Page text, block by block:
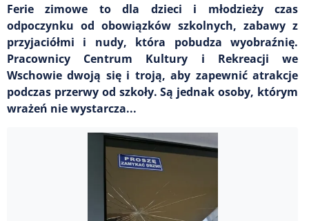
Ferie zimowe to dla dzieci i młodzieży czas
odpoczynku od obowiązków szkolnych, zabawy z
przyjaciółmi i nudy, która pobudza wyobraźnię.
Pracownicy Centrum Kultury i Rekreacji we
Wschowie dwoją się i troją, aby zapewnić atrakcje
podczas przerwy od szkoły. Są jednak osoby, którym
wrażeń nie wystarcza...